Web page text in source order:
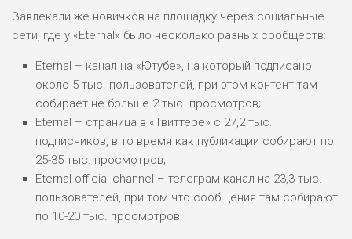
Завлекали же новичков на площадку через социальные
сети, где у «Eternal» было несколько разных сообществ:
Eternal – канал на «Ютубе», на который подписано
около 5 тыс. пользователей, при этом контент там
собирает не больше 2 тыс. просмотров;
Eternal – страница в «Твиттере» с 27,2 тыс.
подписчиков, в то время как публикации собирают по
25-35 тыс. просмотров;
Eternal official channel – телеграм-канал на 23,3 тыс.
пользователей, при том что сообщения там собирают
по 10-20 тыс. просмотров.